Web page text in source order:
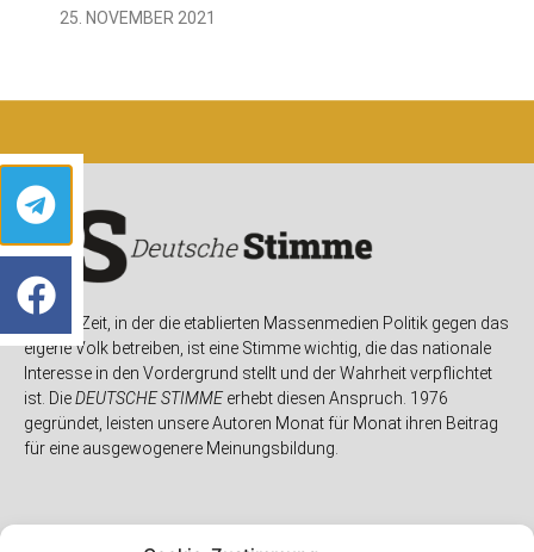
25. NOVEMBER 2021
In einer Zeit, in der die etablierten Massenmedien Politik gegen das
eigene Volk betreiben, ist eine Stimme wichtig, die das nationale
Interesse in den Vordergrund stellt und der Wahrheit verpflichtet
ist. DieDEUTSCHE STIMMEerhebt diesen Anspruch. 1976
gegründet, leisten unsere Autoren Monat für Monat ihren Beitrag
für eine ausgewogenere Meinungsbildung.